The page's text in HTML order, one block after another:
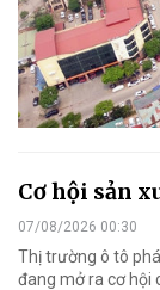
Cơ hội sản
07/08/2026 00:30
Thị trường ô tô
đang mở ra cơ hội